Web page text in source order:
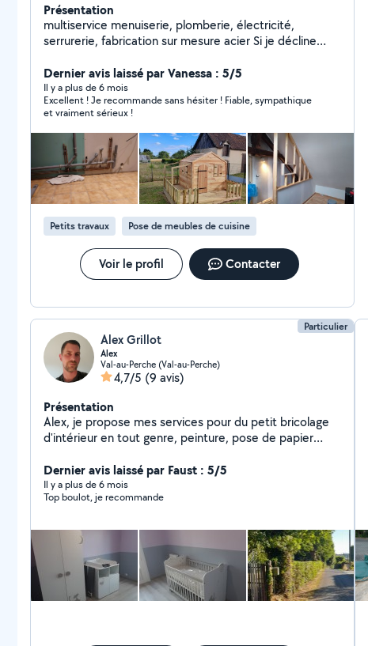
Présentation
multiservice menuiserie, plomberie, électricité,
serrurerie, fabrication sur mesure acier Si je décline
est limité et l'application nous bloque, je ne peux que
vous inviter à me contacter via Messenger afin de vous
expliquer pourquoi je décline.
Dernier avis laissé par Vanessa : 5/5
Il y a plus de 6 mois
Excellent ! Je recommande sans hésiter ! Fiable, sympathique
et vraiment sérieux !
Petits travaux Pose de meubles de cuisine
Voir le profil Contacter
Particulier
Alex Grillot
Alex
Val-au-Perche (Val-au-Perche)
4,7/5 (9 avis)
Présentation
Alex, je propose mes services pour du petit bricolage
d'intérieur en tout genre, peinture, pose de papier
Dernier avis laissé par Faust : 5/5
Il y a plus de 6 mois
Top boulot, je recommande